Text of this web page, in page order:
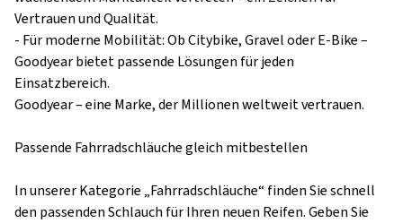
Vertrauen und Qualität.
- Für moderne Mobilität: Ob Citybike, Gravel oder E-Bike –
Goodyear bietet passende Lösungen für jeden
Einsatzbereich.
Goodyear – eine Marke, der Millionen weltweit vertrauen.
Passende Fahrradschläuche gleich mitbestellen
In unserer Kategorie „Fahrradschläuche“ finden Sie schnell
den passenden Schlauch für Ihren neuen Reifen. Geben Sie